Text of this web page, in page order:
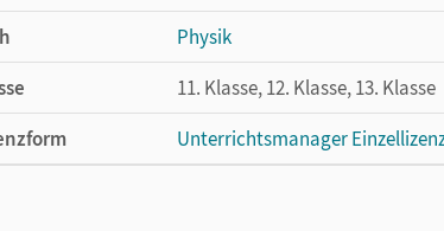
Physik
11. Klasse, 12. Klasse, 13. Klasse
Unterrichtsmanager